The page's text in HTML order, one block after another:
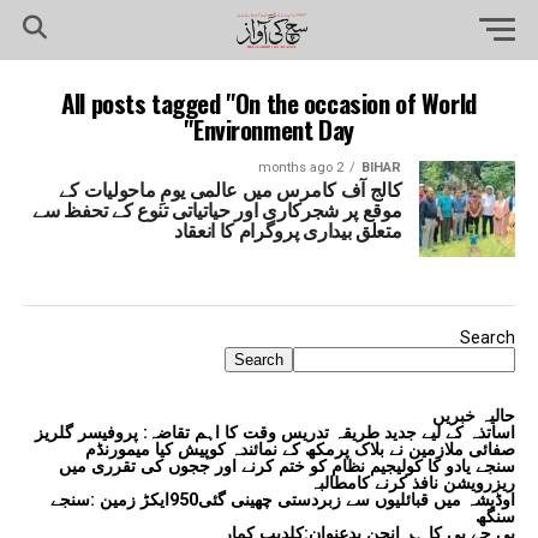
All posts tagged "On the occasion of World
Environment Day"
BIHAR
2 months ago
کالج آف کامرس میں عالمی یومِ ماحولیات کے
موقع پر شجرکاری اور حیاتیاتی تنوع کے تحفظ سے
متعلق بیداری پروگرام کا انعقاد
Search
Search
حالیہ خبریں
اساتذہ کے لیے جدید طریقہ تدریس وقت کا اہم تقاضہ: پروفیسر گلریز
صفائی ملازمین نے بلاک پرمکھ کے نمائندہ کوپیش کیا میمورنڈم
سنجے یادو کا کولیجیم نظام کو ختم کرنے اور ججوں کی تقرری میں
ریزرویشن نافذ کرنے کامطالبہ
اوڈیشہ میں قبائلیوں سے زبردستی چھینی گئی950ایکڑ زمین :سنجے
سنگھ
بی جے پی کا ہر انجن بدعنوان:کلدیپ کمار